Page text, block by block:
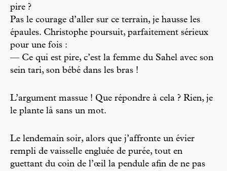
pire ?
Pas le courage d’aller sur ce terrain, je hausse les
épaules. Christophe poursuit, parfaitement sérieux
pour une fois :
— Ce qui est pire, c’est la femme du Sahel avec son
sein tari, son bébé dans les bras !
L’argument massue ! Que répondre à cela ? Rien, je
le plante là sans un mot.
Le lendemain soir, alors que j’affronte un évier
rempli de vaisselle engluée de purée, tout en
guettant du coin de l’œil la pendule afin de ne pas